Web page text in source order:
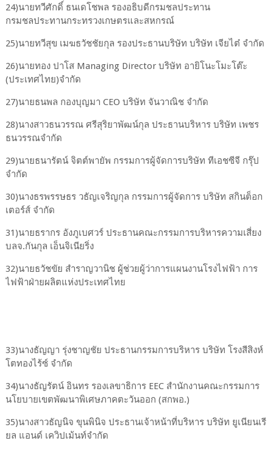
24)นายทวีศักดิ์ ธนเดโชพล รองอธิบดีกรมชลประทาน
กรมชลประทานกระทรวงเกษตรและสหกรณ์
25)นายทวีสุข เมฆธวัชชัยกุล รองประธานบริษัท บริษัท เจียไต๋ จํากัด
26)นายทอง ปาโส Managing Director บริษัท อายิโนะโมะโต๊ะ
(ประเทศไทย)จํากัด
27)นายธนพล กองบุญมา CEO บริษัท จันวาณิช จํากัด
28)นางสาวธนวรรณ ศรีสุริยาพัฒน์กุล ประธานบริหาร บริษัท เพชร
ธนวรรณจํากัด
29)นายธนารัตน์ จิตต์พายัพ กรรมการผู้จัดการบริษัท ทีเอชซีจี กรุ๊ป
จำกัด
30)นางธรพรรษธร วธัญเจริญกุล กรรมการผู้จัดการ บริษัท สกินต็อก
เตอร์ส์ จำกัด
31)นายธรากร อังภูเบศวร์ ประธานคณะกรรมการบริหารความเสี่ยง
บลจ.กันกุล เอ็นจิเนียริ่ง
32)นายธวัชขัย สําราญวานิช ผู้ช่วยผู้ว่าการแผนงานโรงไฟฟ้า การ
ไฟฟ้าฝ่ายผลิตแห่งประเทศไทย
33)นางธัญญา รุ่งชาญชัย ประธานกรรมการบริหาร บริษัท โรงสีสิงห์
โตทองไร้ซ์ จํากัด
34)นางธัญรัตน์ อินทร รองเลขาธิการ EEC สํานักงานคณะกรรมการ
นโยบายเขตพัฒนาพิเศษภาคตะวันออก (สกพอ.)
35)นางสาวธัญนิจ ขุนพินิจ ประธานเจ้าหน้าที่บริหาร บริษัท ยูเนียนเรี
ยล แอนด์ เควิปเม้นท์จํากัด